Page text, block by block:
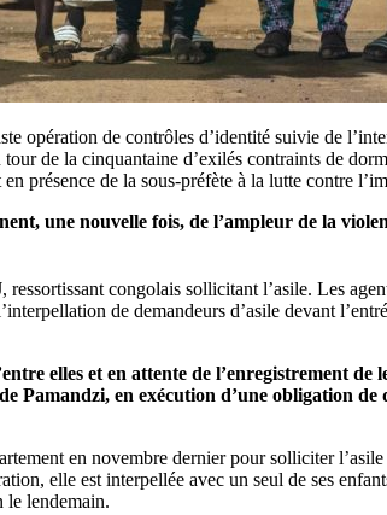
opération de contrôles d’identité suivie de
de la cinquantaine d’exilés contraints de
présence de la sous-préfète à la lutte contre
une nouvelle fois, de l’ampleur de la
ressortissant congolais sollicitant l’asile. Les
de demandeurs d’asile devant
elles et en attente de l’enregistrement
Pamandzi, en exécution d’une obligation
en novembre dernier pour solliciter
elle est interpellée avec un seul de ses
le lendemain.